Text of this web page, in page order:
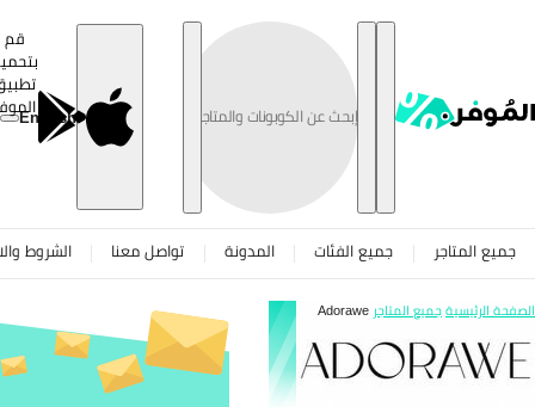
قم
بتحميل
تطبيق
الموفرEnglish
جميع المتاجر جميع الفئات المدونة تواصل معنا الشروط
الرئيسيةجميع المتاجرAdorawe